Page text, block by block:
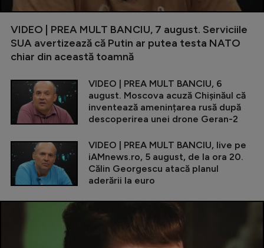
VIDEO | PREA MULT BANCIU, 7 august. Serviciile
SUA avertizează că Putin ar putea testa NATO
chiar din această toamnă
VIDEO | PREA MULT BANCIU, 6
august. Moscova acuză Chișinăul că
inventează amenințarea rusă după
descoperirea unei drone Geran-2
VIDEO | PREA MULT BANCIU, live pe
iAMnews.ro, 5 august, de la ora 20.
Călin Georgescu atacă planul
aderării la euro